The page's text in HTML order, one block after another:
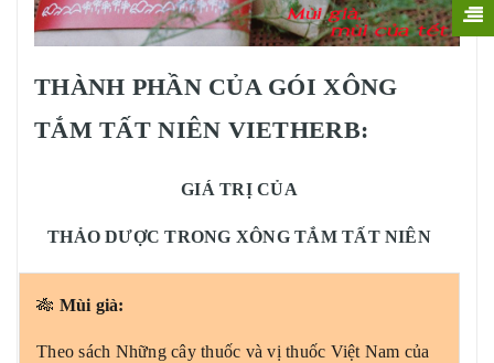
THÀNH PHẦN CỦA GÓI XÔNG
TẮM TẤT NIÊN VIETHERB:
GIÁ TRỊ CỦA
THẢO DƯỢC TRONG XÔNG TẮM TẤT NIÊN
🎋 Mùi già:
Theo sách Những cây thuốc và vị thuốc Việt Nam của